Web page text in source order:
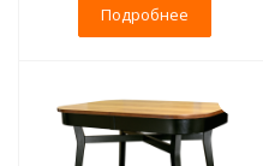
Подробнее